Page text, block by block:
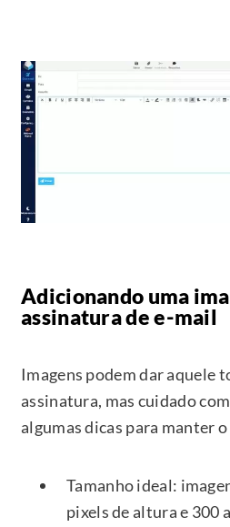
Adicionando uma
assinatura de e-mail
Imagens podem dar aquele
assinatura, mas cuidado
algumas dicas para manter
Tamanho ideal:
pixels de altura e 300